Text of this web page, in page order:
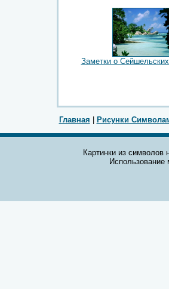
Заметки о
Главная Рисунки
Картинки из символов
Использование